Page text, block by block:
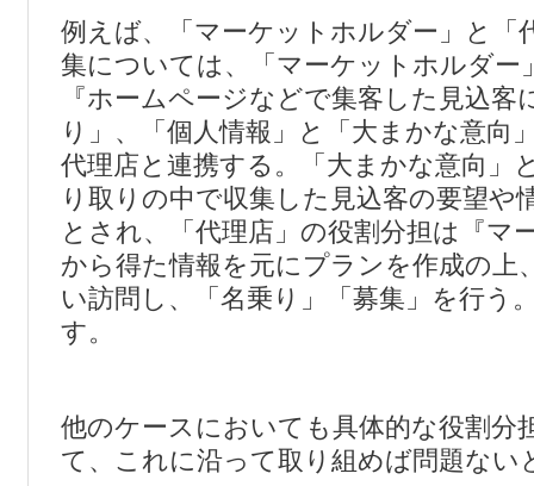
例えば、「マーケットホルダー」と「
集については、「マーケットホルダー
『ホームページなどで集客した見込客
り」、「個人情報」と「大まかな意向
代理店と連携する。「大まかな意向」
り取りの中で収集した見込客の要望や
とされ、「代理店」の役割分担は『マ
から得た情報を元にプランを作成の上
い訪問し、「名乗り」「募集」を行う
す。
他のケースにおいても具体的な役割分
て、これに沿って取り組めば問題ない